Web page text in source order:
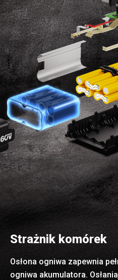
Strażnik komórek
Osłona ogniwa zapewnia
ogniwa akumulatora.